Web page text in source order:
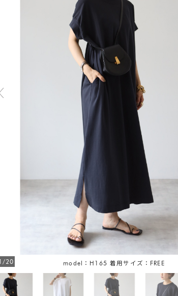
model：H165 着用サイズ：FREE
20